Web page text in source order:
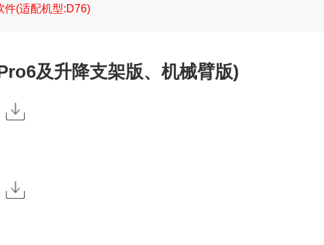
件(适配机型:D76)
及升降支架版、机械臂版)